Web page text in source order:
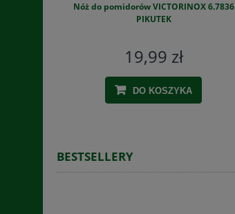
Nóż do pomidorów VICTORINOX 6.7836
PIKUTEK
19,99 zł
DO KOSZYKA
BESTSELLERY